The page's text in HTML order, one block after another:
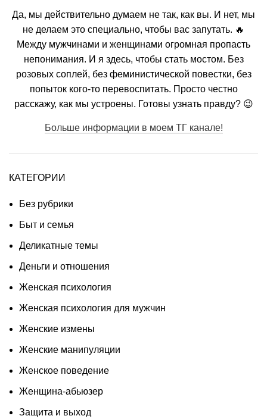
Да, мы действительно думаем не так, как вы. И нет, мы
не делаем это специально, чтобы вас запутать. 🔥
Между мужчинами и женщинами огромная пропасть
непонимания. И я здесь, чтобы стать мостом. Без
розовых соплей, без феминистической повестки, без
попыток кого-то перевоспитать. Просто честно
расскажу, как мы устроены. Готовы узнать правду? 😉
Больше информации в моем ТГ канале!
КАТЕГОРИИ
Без рубрики
Быт и семья
Деликатные темы
Деньги и отношения
Женская психология
Женская психология для мужчин
Женские измены
Женские манипуляции
Женское поведение
Женщина-абьюзер
Защита и выход